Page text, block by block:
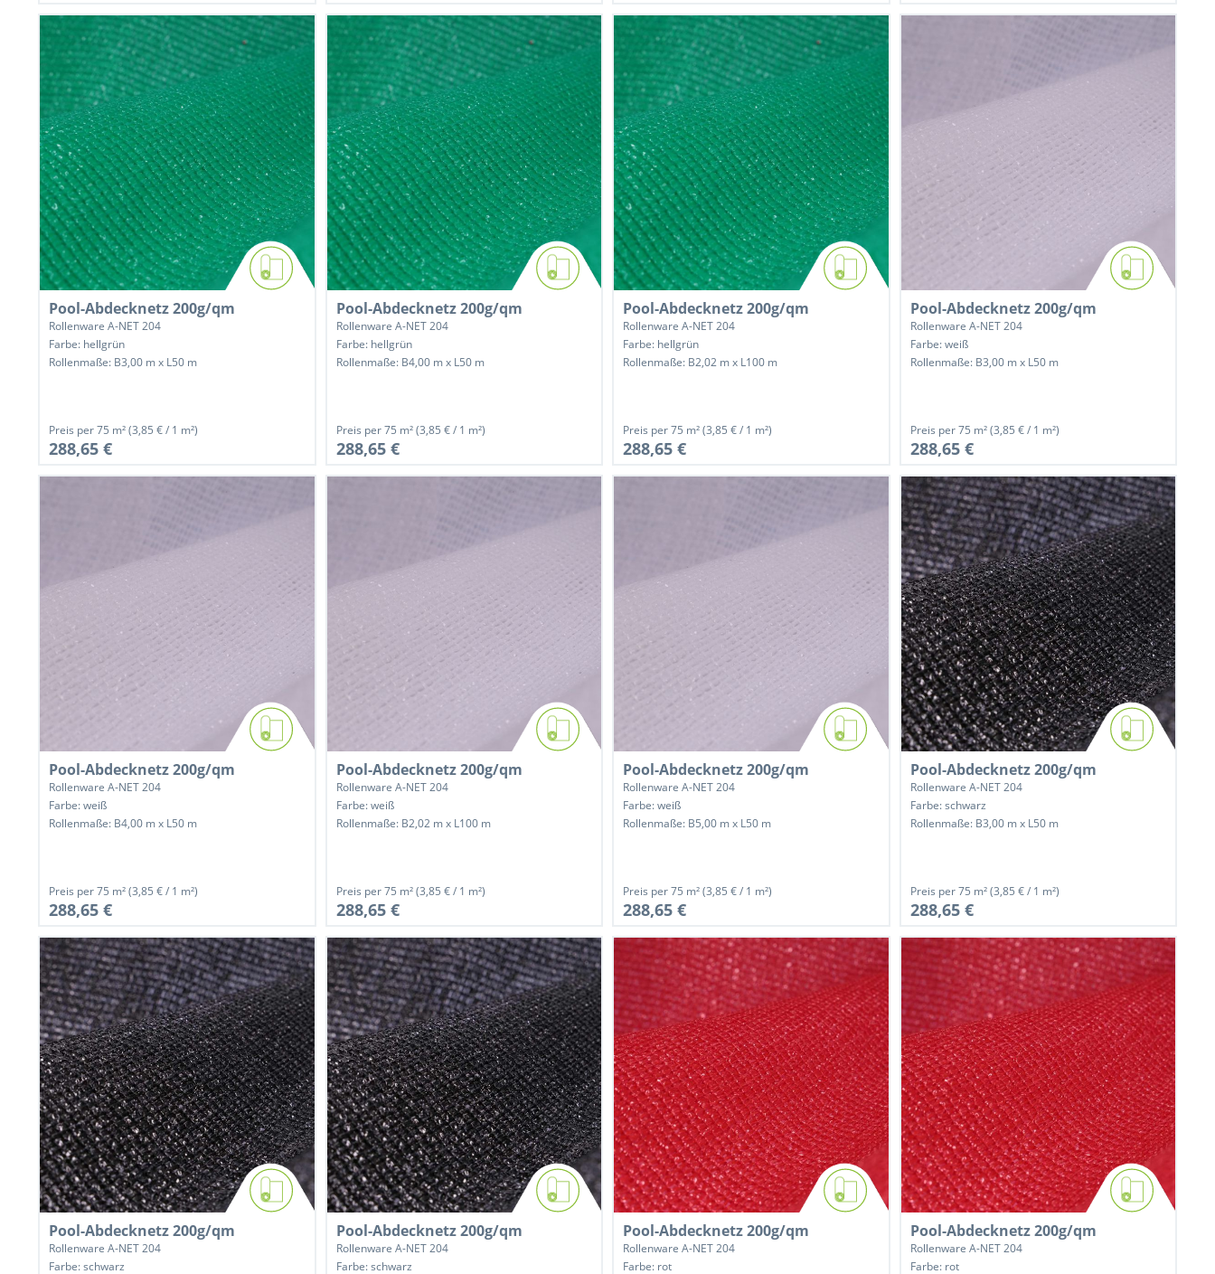
Pool-Abdecknetz 200g/qm
Rollenware A-NET 204
Farbe: hellgrün
Rollenmaße: B3,00 m x L50 m
Preis per75 m²(3,85 € / 1 m²)
288,65 €
Pool-Abdecknetz 200g/qm
Rollenware A-NET 204
Farbe: hellgrün
Rollenmaße: B2,02 m x L100 m
Preis per75 m²(3,85 € / 1 m²)
288,65 €
Pool-Abdecknetz 200g/qm
Rollenware A-NET 204
Farbe: hellgrün
Rollenmaße: B4,00 m x L50 m
Preis per75 m²(3,85 € / 1 m²)
288,65 €
Pool-Abdecknetz 200g/qm
Rollenware A-NET 204
Farbe: weiß
Rollenmaße: B4,00 m x L50 m
Preis per75 m²(3,85 € / 1 m²)
288,65 €
Pool-Abdecknetz 200g/qm
Rollenware A-NET 204
Farbe: weiß
Rollenmaße: B3,00 m x L50 m
Preis per75 m²(3,85 € / 1 m²)
288,65 €
Pool-Abdecknetz 200g/qm
Rollenware A-NET 204
Farbe: weiß
Rollenmaße: B2,02 m x L100 m
Preis per75 m²(3,85 € / 1 m²)
288,65 €
Pool-Abdecknetz 200g/qm
Rollenware A-NET 204
Farbe: weiß
Rollenmaße: B5,00 m x L50 m
Preis per75 m²(3,85 € / 1 m²)
288,65 €
Pool-Abdecknetz 200g/qm
Rollenware A-NET 204
Farbe: schwarz
Pool-Abdecknetz 200g/qm
Rollenware A-NET 204
Farbe: schwarz
Rollenmaße: B3,00 m x L50 m
Preis per75 m²(3,85 € / 1 m²)
288,65 €
Pool-Abdecknetz 200g/qm
Rollenware A-NET 204
Farbe: rot
Pool-Abdecknetz 200g/qm
Rollenware A-NET 204
Farbe: schwarz
Pool-Abdecknetz 200g/qm
Rollenware A-NET 204
Farbe: rot